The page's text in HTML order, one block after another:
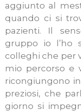
aggiunto al
quando ci si
pazienti. Il
gruppo io l’ho
colleghi che per
mio percorso e
ricongiungono
preziosi, che
giorno si